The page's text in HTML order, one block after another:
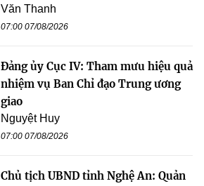
Văn Thanh
07:00 07/08/2026
Đảng ủy Cục IV: Tham mưu hiệu quả
nhiệm vụ Ban Chỉ đạo Trung ương
giao
Nguyệt Huy
07:00 07/08/2026
Chủ tịch UBND tỉnh Nghệ An: Quản